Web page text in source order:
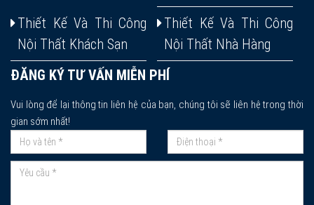
Thiết Kế Và Thi Công
Nội Thất Khách Sạn
Thiết Kế Và Thi Công
Nội Thất Nhà Hàng
ĐĂNG KÝ TƯ VẤN MIỄN PHÍ
Vui lòng để lại thông tin liên hệ của bạn, chúng tôi sẽ liên hệ trong thời
gian sớm nhất!